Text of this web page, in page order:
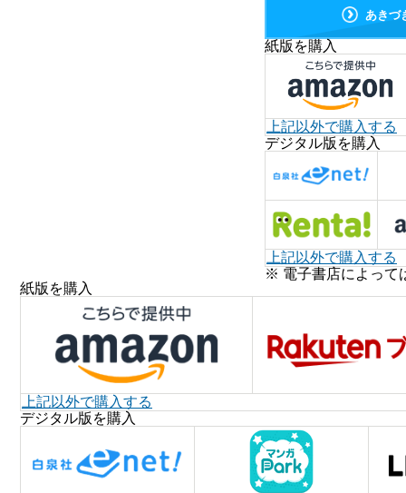
あきづ
紙版を購入
上記以外で購入する
デジタル版を購入
上記以外で購入する
※ 電子書店によって
紙版を購入
上記以外で購入する
デジタル版を購入